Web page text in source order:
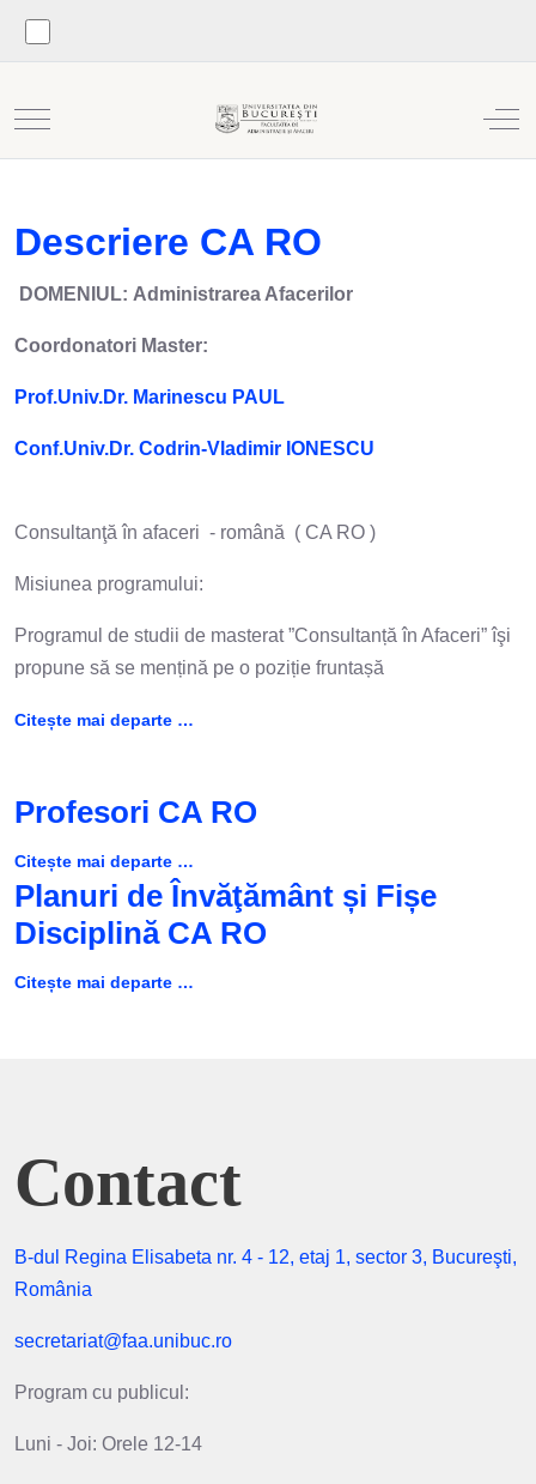
Mobile Menu Toggle Off-
Descriere CA RO
DOMENIUL: Administrarea Afacerilor
Coordonatori Master:
Prof.Univ.Dr. Marinescu PAUL
Conf.Univ.Dr. Codrin-Vladimir IONESCU
Consultanţă în afaceri - română ( CA RO )
Misiunea programului:
Programul de studii de masterat ”Consultanță în Afaceri” îşi
propune să se mențină pe o poziție fruntașă
Citește mai departe …
Profesori CA RO
Citește mai departe …
Planuri de Învăţământ și Fișe
Disciplină CA RO
Citește mai departe …
Contact
B-dul Regina Elisabeta nr. 4 - 12, etaj 1, sector 3, Bucureşti,
România
secretariat@faa.unibuc.ro
Program cu publicul:
Luni - Joi: Orele 12-14